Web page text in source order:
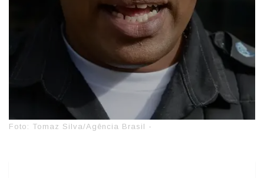
Foto: Tomaz Silva/Agência Brasil -